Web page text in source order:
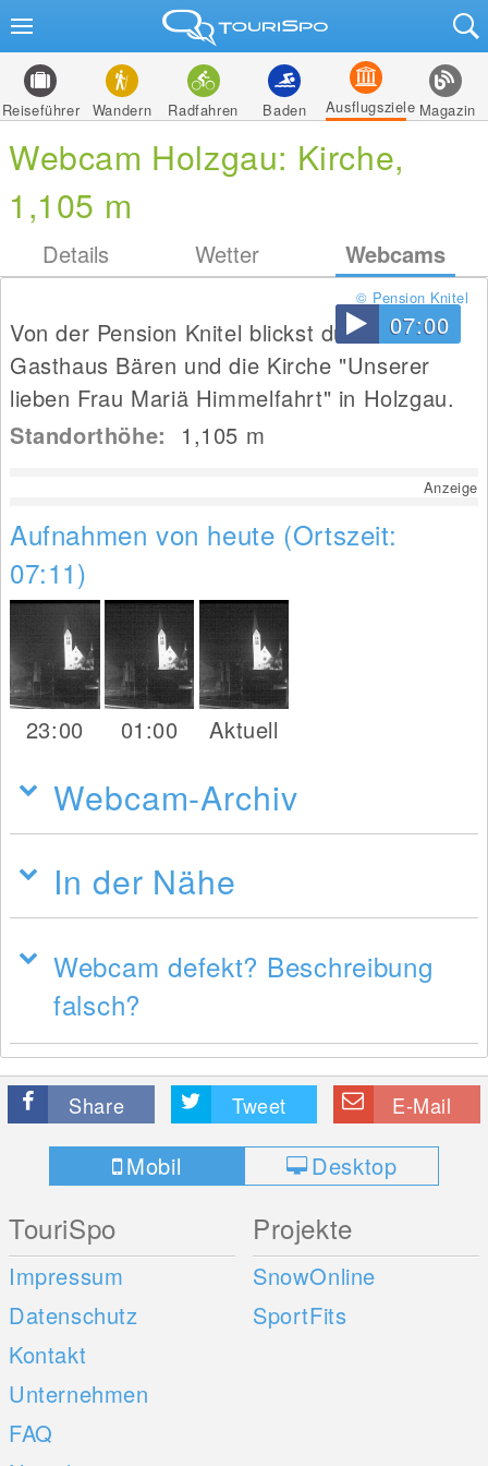
Reiseführer Wandern Radfahren Baden Ausflugsziele Magazin
Webcam Holzgau: Kirche,
1,105 m
Details Wetter Webcams
07:00
© Pension Knitel
Von der Pension Knitel blickst du auf das
Gasthaus Bären und die Kirche "Unserer
lieben Frau Mariä Himmelfahrt" in Holzgau.
Standorthöhe: 1,105 m
Anzeige
Aufnahmen von heute (Ortszeit:
07:11)
23:00 01:00 Aktuell
Webcam-Archiv
In der Nähe
Webcam defekt? Beschreibung
falsch?
Share Tweet E-Mail
Mobil Desktop
TouriSpo
Impressum
Datenschutz
Kontakt
Unternehmen
FAQ
Projekte
SnowOnline
SportFits